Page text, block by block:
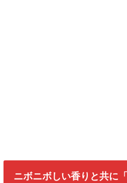
ニボニボしい香りと共に